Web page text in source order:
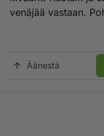
venäjää vastaan.
Äänestä